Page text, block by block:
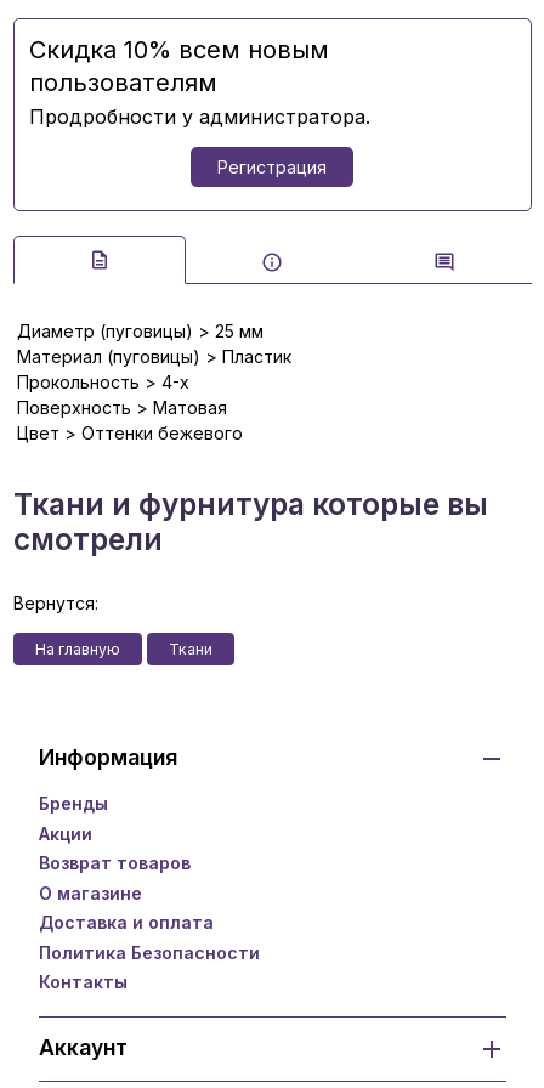
Скидка 10% всем новым
пользователям
Продробности у администратора.
Регистрация
Диаметр (пуговицы) > 25 мм
Материал (пуговицы) > Пластик
Прокольность > 4-х
Поверхность > Матовая
Цвет > Оттенки бежевого
Ткани и фурнитура которые вы
смотрели
Вернутся:
На главную Ткани
Информация
Бренды
Акции
Возврат товаров
О магазине
Доставка и оплата
Политика Безопасности
Контакты
Аккаунт